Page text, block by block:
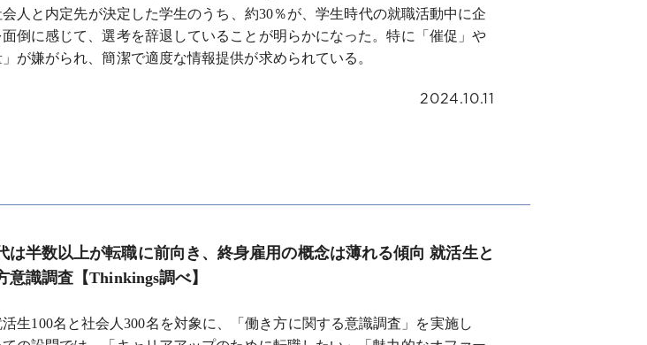
人と内定先が決定した学生のうち、約30％が、学生時代の就職活動中に企
倒に感じて、選考を辞退していることが明らかになった。特に「催促」や
」が嫌がられ、簡潔で適度な情報提供が求められている。
2024.10.11
は半数以上が転職に前向き、終身雇用の概念は薄れる傾向 就活生と
意識調査【Thinkings調べ】
生100名と社会人300名を対象に、「働き方に関する意識調査」を実施し